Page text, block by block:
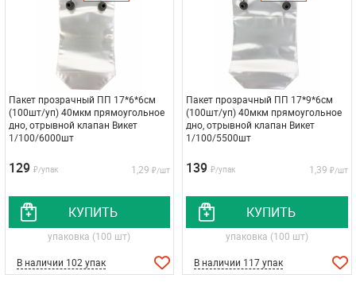
Пакет прозрачный ПП 17*6*6см
(100шт/уп) 40мкм прямоугольное
дно, отрывной клапан Викет
1/100/6000шт
129 ₽/упак 1,29 ₽/шт
КУПИТЬ
упаковка (100 шт)
В наличии 102 упак
Пакет прозрачный ПП 17*9*6см
(100шт/уп) 40мкм прямоугольное
дно, отрывной клапан Викет
1/100/5500шт
139 ₽/упак 1,39 ₽/шт
КУПИТЬ
упаковка (100 шт)
В наличии 117 упак